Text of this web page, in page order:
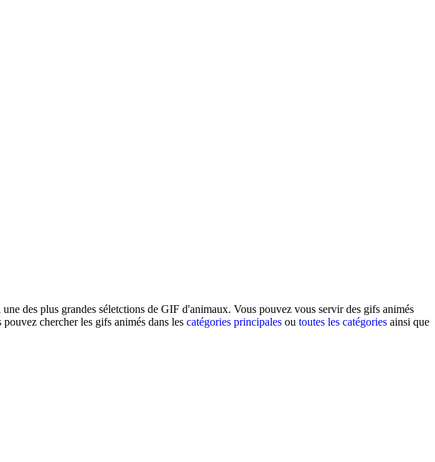
des plus grandes séletctions de GIF d'animaux. Vous pouvez vous servir des gifs animés
chercher les gifs animés dans les catégories principales ou toutes les catégories ainsi que